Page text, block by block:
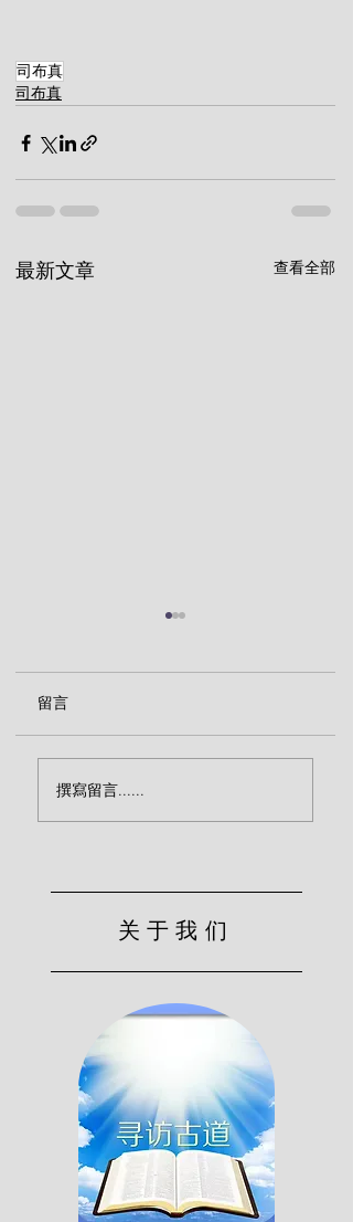
司布真
司布真
最新文章 查看全部
撕裂心肠（司布真）
留言
撰寫留言......
关于我们